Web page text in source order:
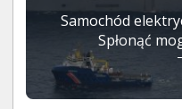
Samochód
Spłonąć